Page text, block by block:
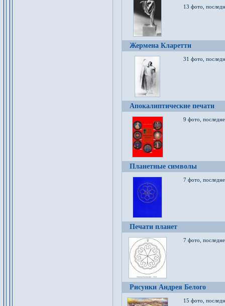
13 фото,
Жермена Кларетти
31 фото,
Апокалиптические печати
9 фото,
Планетные символы
7 фото,
Печати планет
7 фото,
Рисунки Андрея Белого
15 фото,